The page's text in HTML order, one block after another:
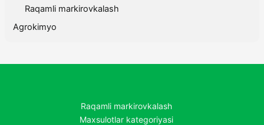
Raqamli markirovkalash
Agrokimyo
Raqamli markirovkalash
Maxsulotlar kategoriyasi